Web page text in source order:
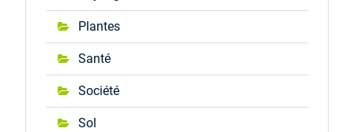
Plantes
Santé
Société
Sol